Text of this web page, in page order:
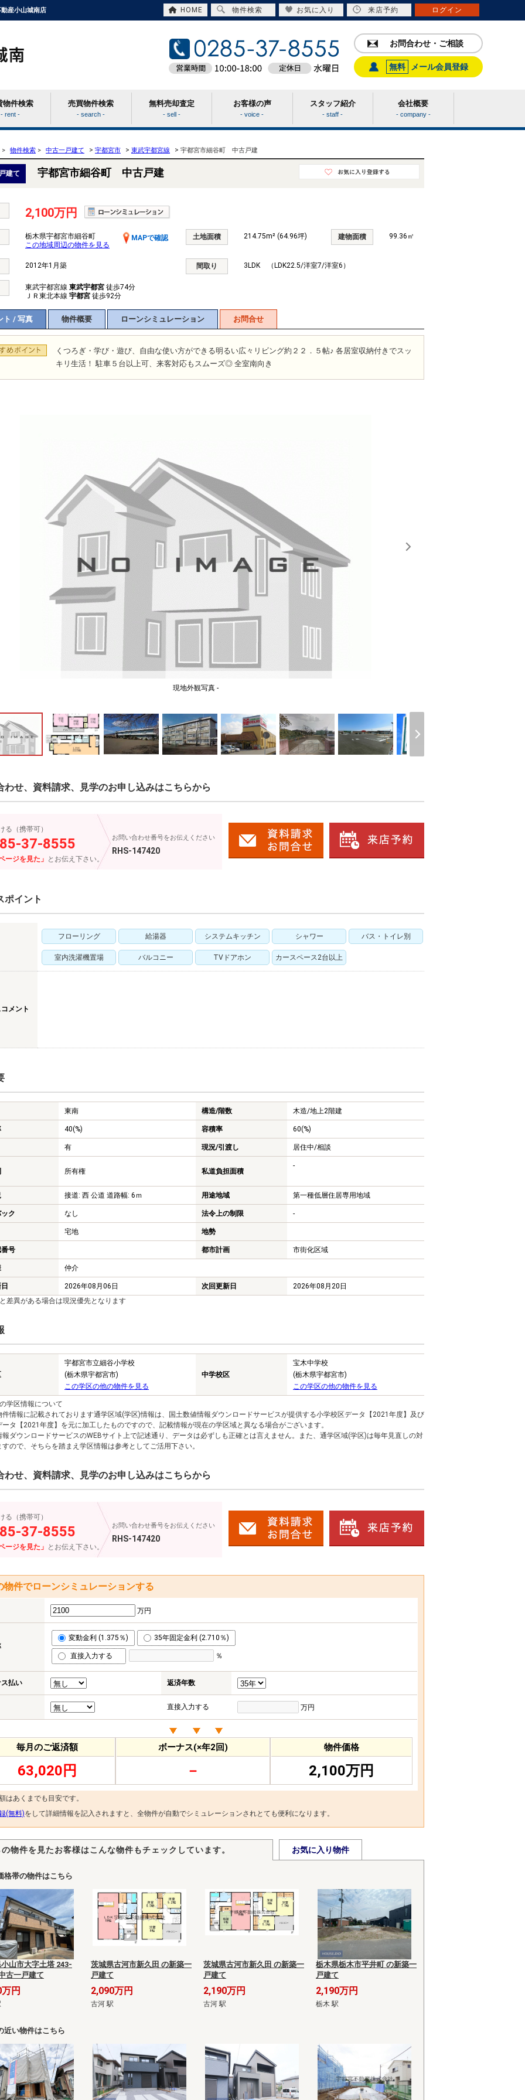
産小山城南店 HOME 物件検索 お気に入り 来店予約 ログイン
お問合わせ・ご相談
無料 メール会員登録
物件検索
- rent -
売買物件検索
- search -
無料売却査定
- sell -
お客様の声
- voice -
スタッフ紹介
- staff -
会社概要
- company -
> 物件検索 > 中古一戸建て > 宇都宮市 > 東武宇都宮線 > 宇都宮市細谷町 中古戸建
建て 宇都宮市細谷町 中古戸建
2,100万円
栃木県宇都宮市細谷町
MAPで確認
この地域周辺の物件を見る
土地面積 214.75m² (64.96坪) 建物面積 99.36㎡
2012年1月築 間取り 3LDK （LDK22.5/洋室7/洋室6）
東武宇都宮線 東武宇都宮 徒歩74分
ＪＲ東北本線 宇都宮 徒歩92分
ト / 写真 物件概要 ローンシミュレーション お問合せ
くつろぎ・学び・遊び、自由な使い方ができる明るい広々リビング約２２．５帖♪ 各居室収納付きでスッ
キリ生活！ 駐車５台以上可、来客対応もスムーズ◎ 全室南向き
現地外観写真 -
わせ、資料請求、見学のお申し込みはこちらから
る（携帯可）
37-8555
ージを見た」 とお伝え下さい。
お問い合わせ番号をお伝えください
RHS-147420
ポイント
フローリング 給湯器 システムキッチン シャワー バス・トイレ別
室内洗濯機置場 バルコニー TVドアホン カースペース2台以上
メント
東南 構造/階数 木造/地上2階建
40(%) 容積率 60(%)
有 現況/引渡し 居住中/相談
所有権 私道負担面積
-
接道: 西 公道 道路幅: 6ｍ 用途地域 第一種低層住居専用地域
ク なし 法令上の制限 -
宅地 地勢
号 都市計画 市街化区域
仲介
2026年08月06日 次回更新日
2026年08月20日
差異がある場合は現況優先となります
宇都宮市立細谷小学校
(栃木県宇都宮市)
この学区の他の物件を見る
中学校区
宝木中学校
(栃木県宇都宮市)
この学区の他の物件を見る
学区情報について
件情報に記載されております通学区域(学区)情報は、国土数値情報ダウンロードサービスが提供する小学校区データ【2021年度】及び
ータ【2021年度】を元に加工したものですので、記載情報が現在の学区域と異なる場合がございます。
報ダウンロードサービスのWEBサイト上で記述通り、データは必ずしも正確とは言えません。また、通学区域(学区)は毎年見直しの対
ので、そちらを踏まえ学区情報は参考としてご活用下さい。
わせ、資料請求、見学のお申し込みはこちらから
る（携帯可）
37-8555
ージを見た」 とお伝え下さい。
お問い合わせ番号をお伝えください
RHS-147420
物件でローンシミュレーションする
万円
変動金利 (1.375％) 35年固定金利 (2.710％)
直接入力する ％
払い 返済年数
直接入力する 万円
毎月のご返済額
63,020円
ボーナス(×年2回)
－
物件価格
2,100万円
はあくまでも目安です。
(無料)をして詳細情報を記入されますと、全物件が自動でシミュレーションされとても便利になります。
物件を見たお客様はこんな物件もチェックしています。 お気に入り物件
格帯の物件はこちら
山市大字土塔 243-
古一戸建て
円
茨城県古河市新久田 の新築一
戸建て
2,090万円
古河 駅
茨城県古河市新久田 の新築一
戸建て
2,190万円
古河 駅
栃木県栃木市平井町 の新築一
戸建て
2,190万円
栃木 駅
近い物件はこちら